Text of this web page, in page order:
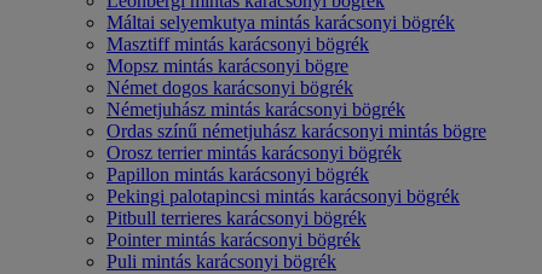
Máltai selyemkutya mintás karácsonyi bögrék
Masztiff mintás karácsonyi bögrék
Mopsz mintás karácsonyi bögre
Német dogos karácsonyi bögrék
Németjuhász mintás karácsonyi bögrék
Ordas színű németjuhász karácsonyi mintás bögre
Orosz terrier mintás karácsonyi bögrék
Papillon mintás karácsonyi bögrék
Pekingi palotapincsi mintás karácsonyi bögrék
Pitbull terrieres karácsonyi bögrék
Pointer mintás karácsonyi bögrék
Puli mintás karácsonyi bögrék